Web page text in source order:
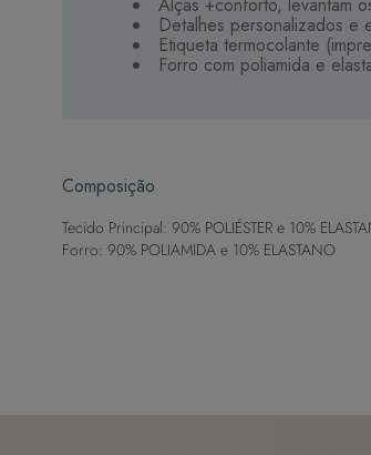
Detalhes personalizados e
Etiqueta termocolante
Forro com poliamida e
Composição
Tecido Principal: 90% POLIÉSTER e 10%
Forro: 90% POLIAMIDA e 10% ELASTANO